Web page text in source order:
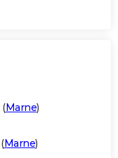
(Marne)
(Marne)